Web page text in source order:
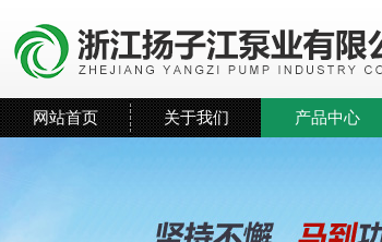
网站首页 关于我们 产品中心